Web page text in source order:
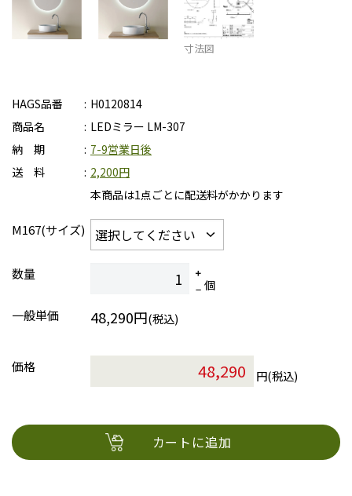
寸法図
HAGS品番
H0120814
商品名
LEDミラー LM-307
納 期
7-9営業日後
送 料
2,200円
本商品は1点ごとに配送料がかかります
M167(サイズ)
数量
個
一般単価
48,290円(税込)
価格
円(税込)
カートに追加